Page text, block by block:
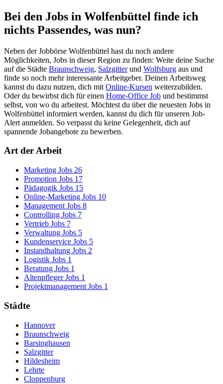
Bei den Jobs in Wolfenbüttel finde ich
nichts Passendes, was nun?
Neben der Jobbörse Wolfenbüttel hast du noch andere
Möglichkeiten, Jobs in dieser Region zu finden: Weite deine Suche
auf die Städte Braunschweig, Salzgitterund Wolfsburg aus und
finde so noch mehr interessante Arbeitgeber. Deinen Arbeitsweg
kannst du dazu nutzen, dich mit Online-Kursen weiterzubilden.
Oder du bewirbst dich für einen Home-Office Job und bestimmst
selbst, von wo du arbeitest. Möchtest du über die neuesten Jobs in
Wolfenbüttel informiert werden, kannst du dich für unseren Job-
Alert anmelden. So verpasst du keine Gelegenheit, dich auf
spannende Jobangebote zu bewerben.
Art der Arbeit
Marketing Jobs 26
Promotion Jobs 17
Pädagogik Jobs 15
Online-Marketing Jobs 10
Management Jobs 8
Controlling Jobs 7
Vertrieb Jobs 7
Verwaltung Jobs 5
Kundenservice Jobs 5
Instandhaltung Jobs 2
Logistik Jobs 1
Beratung Jobs 1
Altenpfleger Jobs 1
Projektmanagement Jobs 1
Städte
Hannover
Braunschweig
Barsinghausen
Salzgitter
Hildesheim
Lehrte
Cloppenburg